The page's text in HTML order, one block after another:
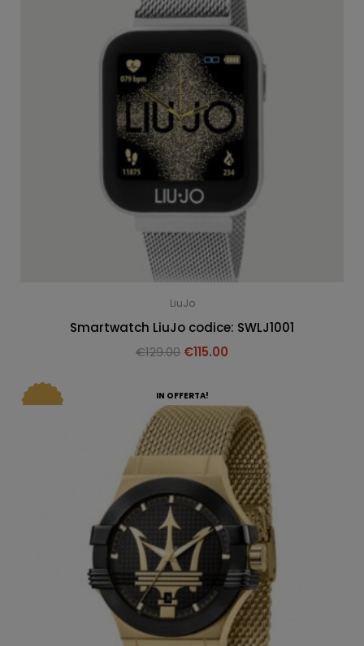
LiuJo
Smartwatch LiuJo codice: SWLJ1001
€129.00 €115.00
IN OFFERTA!